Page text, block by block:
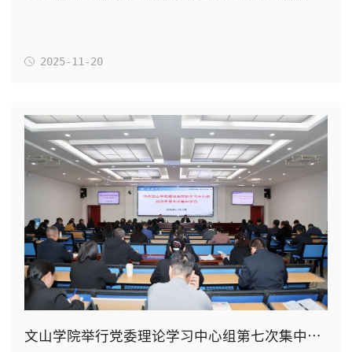
2025-11-20
文山学院举行党委理论学习中心组第七次集中学习、三年行动计划、“十四五”发展规划总结会暨...